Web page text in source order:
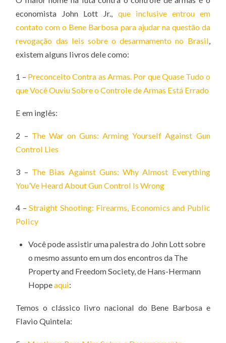
economista John Lott Jr., que inclusive entrou em
contato com o Bene Barbosa para ajudar na questão da
revogação das leis sobre o desarmamento no Brasil
existem alguns livros dele como:
1 – Preconceito Contra as Armas. Por que Quase Tudo o
que Você Ouviu Sobre o Controle de Armas Está Errado
E em inglês:
2 – The War on Guns: Arming Yourself Against Gun
Control Lies
3 – The Bias Against Guns: Why Almost Everything
You’Ve Heard About Gun Control Is Wrong
4 –Straight Shooting: Firearms, Economics and Public
Policy
Você pode assistir uma palestra do John Lott sobre
o mesmo assunto em um dos encontros da The
Property and Freedom Society, de Hans-Hermann
Hoppeaqui:
Temos o clássico livro nacional do Bene Barbosa e
Flavio Quintela: